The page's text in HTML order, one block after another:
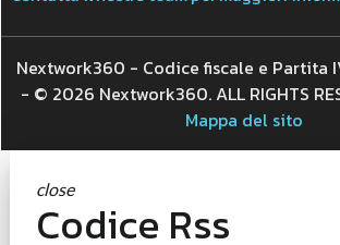
Nextwork360è il più grande network in Italia di
B2B dedicati ai temi della Trasformazione
imprenditoriale nelle imprese e pubbliche